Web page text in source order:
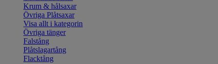
Krum & hålsaxar
Övriga Plåtsaxar
Visa allt i kategorin
Övriga tänger
Falstång
Plåtslagartång
Flacktång